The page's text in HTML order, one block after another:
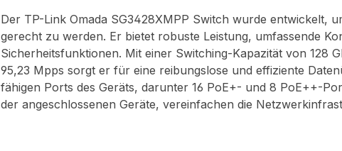
Der TP-Link Omada SG3428XMPP Switch wurde entwickelt,
gerecht zu werden. Er bietet robuste Leistung, umfassende
Sicherheitsfunktionen. Mit einer Switching-Kapazität von 128
95,23 Mpps sorgt er für eine reibungslose und effiziente
fähigen Ports des Geräts, darunter 16 PoE+- und 8 PoE++-
der angeschlossenen Geräte, vereinfachen die